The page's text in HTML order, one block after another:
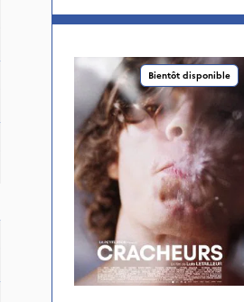
Bientôt disponible